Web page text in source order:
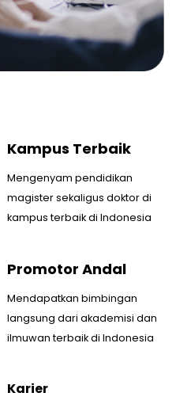
Kampus Terbaik
Mengenyam pendidikan
magister sekaligus doktor di
kampus terbaik di Indonesia
Promotor Andal
Mendapatkan bimbingan
langsung dari akademisi dan
ilmuwan terbaik di Indonesia
Karier